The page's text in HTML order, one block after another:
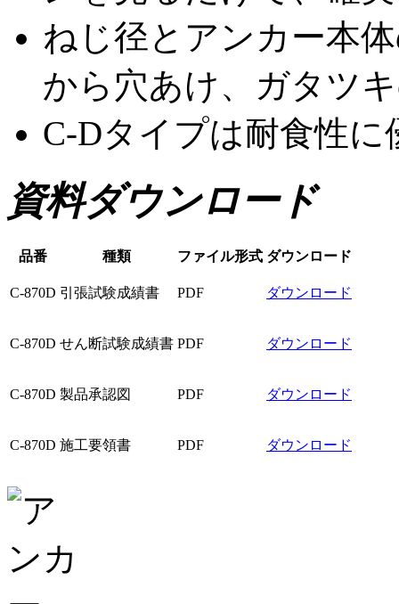
ねじ径とアンカー本
から穴あけ、ガタツ
C-Dタイプは耐食性
資料ダウンロード
品番 種類 ファイル形式 ダウンロード
C-870D 引張試験成績書 PDF ダウンロード
C-870D せん断試験成績書 PDF ダウンロード
C-870D 製品承認図 PDF ダウンロード
C-870D 施工要領書 PDF ダウンロード